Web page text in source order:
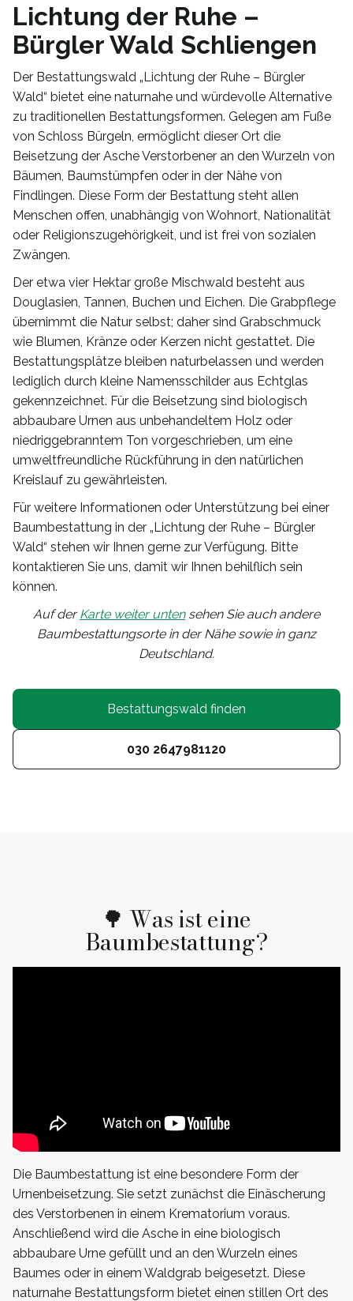
Lichtung der Ruhe –
Bürgler Wald Schliengen
Der Bestattungswald „Lichtung der Ruhe – Bürgler
Wald“ bietet eine naturnahe und würdevolle Alternative
zu traditionellen Bestattungsformen. Gelegen am Fuße
von Schloss Bürgeln, ermöglicht dieser Ort die
Beisetzung der Asche Verstorbener an den Wurzeln von
Bäumen, Baumstümpfen oder in der Nähe von
Findlingen. Diese Form der Bestattung steht allen
Menschen offen, unabhängig von Wohnort, Nationalität
oder Religionszugehörigkeit, und ist frei von sozialen
Zwängen.
Der etwa vier Hektar große Mischwald besteht aus
Douglasien, Tannen, Buchen und Eichen. Die Grabpflege
übernimmt die Natur selbst; daher sind Grabschmuck
wie Blumen, Kränze oder Kerzen nicht gestattet. Die
Bestattungsplätze bleiben naturbelassen und werden
lediglich durch kleine Namensschilder aus Echtglas
gekennzeichnet. Für die Beisetzung sind biologisch
abbaubare Urnen aus unbehandeltem Holz oder
niedriggebranntem Ton vorgeschrieben, um eine
umweltfreundliche Rückführung in den natürlichen
Kreislauf zu gewährleisten.
Für weitere Informationen oder Unterstützung bei einer
Baumbestattung in der „Lichtung der Ruhe – Bürgler
Wald“ stehen wir Ihnen gerne zur Verfügung. Bitte
kontaktieren Sie uns, damit wir Ihnen behilflich sein
können.
Auf derKarte weiter untensehen Sie auch andere
Baumbestattungsorte in der Nähe sowie in ganz
Deutschland.
Bestattungswald finden
030 2647981120
🌳 Was ist eine
Baumbestattung?
Die Baumbestattung ist eine besondere Form der
Urnenbeisetzung. Sie setzt zunächst die Einäscherung
des Verstorbenen in einem Krematorium voraus.
Anschließend wird die Asche in eine biologisch
abbaubare Urne gefüllt und an den Wurzeln eines
Baumes oder in einem Waldgrab beigesetzt. Diese
naturnahe Bestattungsform bietet einen stillen Ort des